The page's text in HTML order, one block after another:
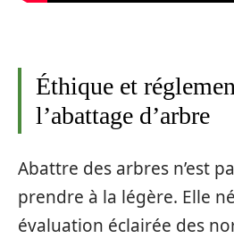
Éthique et
l’abattage d’arbre
Abattre des arbres n’est
prendre à la légère. Elle
évaluation éclairée des